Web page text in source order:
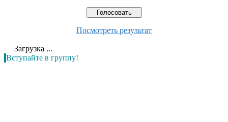
Посмотреть результат
Загрузка ...
Вступайте в группу!